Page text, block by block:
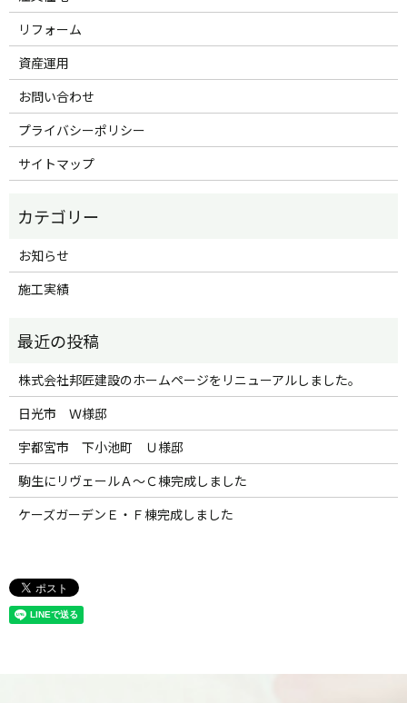
リフォーム
資産運用
お問い合わせ
プライバシーポリシー
サイトマップ
お知らせ
施工実績
株式会社邦匠建設のホームページをリニューアルしました。
日光市 Ｗ様邸
宇都宮市 下小池町 Ｕ様邸
駒生にリヴェールＡ～Ｃ棟完成しました
ケーズガーデンＥ・Ｆ棟完成しました